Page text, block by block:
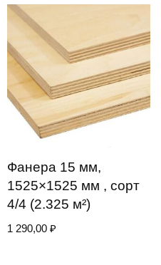
Фанера 15 мм,
1525×1525 мм , сорт
4/4 (2.325 м²)
1 290,00₽